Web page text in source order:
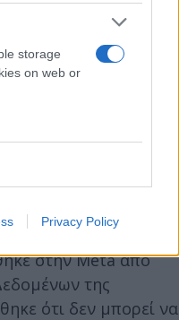
storage
on web or
Privacy Policy
390
στην Meta από
της
ότι δεν μπορεί να